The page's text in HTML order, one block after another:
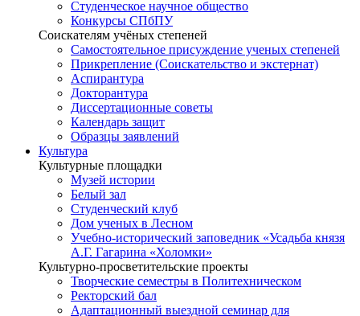
Студенческое научное общество
Конкурсы СПбПУ
Соискателям учёных степеней
Самостоятельное присуждение ученых степеней
Прикрепление (Соискательство и экстернат)
Аспирантура
Докторантура
Диссертационные советы
Календарь защит
Образцы заявлений
Культура
Культурные площадки
Музей истории
Белый зал
Студенческий клуб
Дом ученых в Лесном
Учебно-исторический заповедник «Усадьба князя
А.Г. Гагарина «Холомки»
Культурно-просветительские проекты
Творческие семестры в Политехническом
Ректорский бал
Адаптационный выездной семинар для